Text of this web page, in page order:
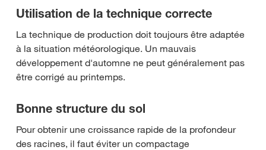
Utilisation de la technique correcte
La technique de production doit toujours être adaptée
à la situation météorologique. Un mauvais
développement d'automne ne peut généralement pas
être corrigé au printemps.
Bonne structure du sol
Pour obtenir une croissance rapide de la profondeur
des racines, il faut éviter un compactage